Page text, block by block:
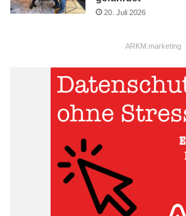
20. Juli 2026
ARKM.marketing